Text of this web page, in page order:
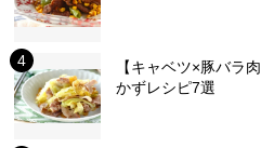
【キャベツ×豚バラ
かずレシピ7選